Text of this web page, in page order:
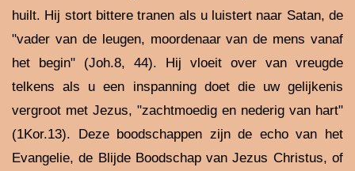
huilt. Hij stort bittere tranen als u luistert naar Satan, de
"vader van de leugen, moordenaar van de mens vanaf
het begin" (Joh.8, 44). Hij vloeit over van vreugde
telkens als u een inspanning doet die uw gelijkenis
vergroot met Jezus, "zachtmoedig en nederig van hart"
(1Kor.13). Deze boodschappen zijn de echo van het
Evangelie, de Blijde Boodschap van Jezus Christus, of